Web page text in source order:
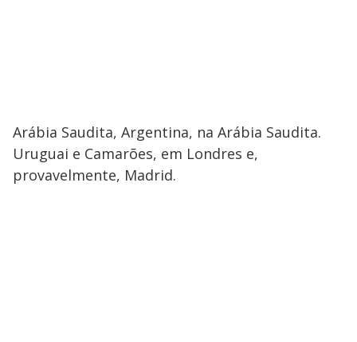
Arábia Saudita, Argentina, na Arábia Saudita.
Uruguai e Camarões, em Londres e,
provavelmente, Madrid.